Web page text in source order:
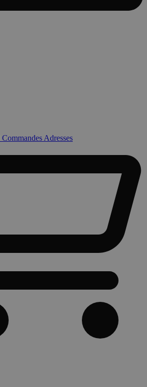
Commandes Adresses